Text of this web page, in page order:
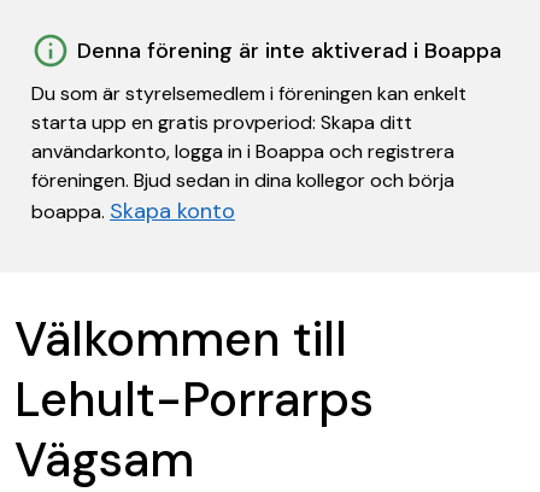
Denna förening är inte aktiverad i Boappa
Du som är styrelsemedlem i föreningen kan enkelt
starta upp en gratis provperiod: Skapa ditt
användarkonto, logga in i Boappa och registrera
föreningen. Bjud sedan in dina kollegor och börja
boappa. Skapa konto
Välkommen till
Lehult-Porrarps
Vägsam